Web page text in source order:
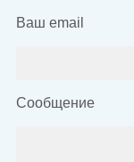
Ваш email
Сообщение